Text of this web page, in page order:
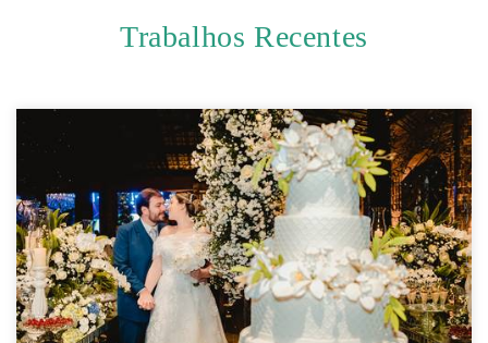
Trabalhos Recentes